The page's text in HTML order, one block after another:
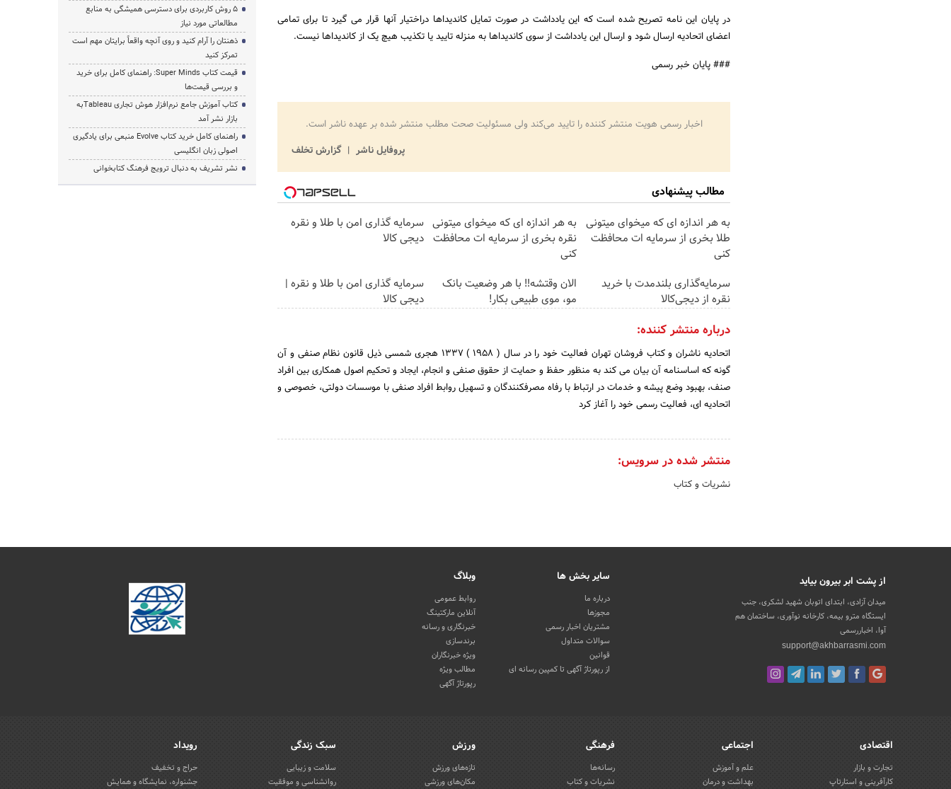
در پایان این نامه تصریح شده است که این یادداشت در صورت تمایل کاندیداها دراختیار آنها قرار می گیرد تا برای تمامی
اعضای اتحادیه ارسال شود و ارسال این یادداشت از سوی کاندیداها به منزله تایید یا تکذیب هیچ یک از کاندیداها نیست.
### پایان خبر رسمی
اخبار رسمی هویت منتشر کننده را تایید می‌کند ولی مسئولیت صحت مطلب منتشر شده بر عهده ناشر است.
پروفایل ناشر
گزارش تخلف
مطالب پیشنهادی
به هر اندازه ای که میخوای میتونی
طلا بخری از سرمایه ات محافظت
کنی
به هر اندازه ای که میخوای میتونی
نقره بخری از سرمایه ات محافظت
کنی
سرمایه گذاری امن با طلا و نقره
دیجی کالا
سرمایه‌گذاری بلندمدت با خرید
نقره از دیجی‌کالا
الان وقتشه‼️ با هر وضعیت بانک
مو، موی طبیعی بکار!
سرمایه گذاری امن با طلا و نقره |
دیجی کالا
درباره منتشر کننده:
اتحادیه ناشران و کتاب فروشان تهران فعالیت خود را در سال ( 1958 ) 1337 هجری شمسی ذیل قانون نظام صنفی و آن
گونه که اساسنامه آن بیان می کند به منظور حفظ و حمایت از حقوق صنفی و انجام، ایجاد و تحکیم اصول همکاری بین افراد
صنف، بهبود وضع پیشه و خدمات در ارتباط با رفاه مصرف­کنندگان و تسهیل روابط افراد صنفی با موسسات دولتی، خصوصی و
اتحادیه­ ای، فعالیت رسمی خود را آغاز کرد
منتشر شده در سرویس:
نشریات و کتاب
۵ روش کاربردی برای دسترسی همیشگی به منابع
مطالعاتی مورد نیاز
ذهنتان را آرام کنید و روی آنچه واقعاً برایتان مهم است
تمرکز کنید
قیمت کتاب Super Minds: راهنمای کامل برای خرید
و بررسی قیمت‌ها
کتاب آموزش جامع نرم‌افزار هوش تجاری Tableauبه
بازار نشر آمد
راهنمای کامل خرید کتاب Evolve منبعی برای یادگیری
اصولی زبان انگلیسی
نشر تشریف به دنبال ترویج فرهنگ کتابخوانی
از پشت ابر بیرون بیاید
میدان آزادی، ابتدای اتوبان شهید لشکری، جنب
ایستگاه مترو بیمه، کارخانه نوآوری، ساختمان هم
آوا، اخباررسمی
support@akhbarrasmi.com
سایر بخش ها
درباره ما
مجوزها
مشتریان اخبار رسمی
سوالات متداول
قوانین
از رپورتاژ آگهی تا کمپین رسانه ای
وبلاگ
روابط عمومی
آنلاین مارکتینگ
خبرنگاری و رسانه
برندسازی
ویژه خبرنگاران
مطالب ویژه
رپورتاژ آگهی
اقتصادی
تجارت و بازار
کارآفرینی و استارتاپ
اجتماعی
علم و آموزش
بهداشت و درمان
فرهنگی
رسانه‌ها
نشریات و کتاب
ورزش
تازه‌های ورزش
مکان‌های ورزشی
سبک زندگی
سلامت و زیبایی
روانشناسی و موفقیت
رویداد
حراج و تخفیف
جشنواره، نمایشگاه و همایش